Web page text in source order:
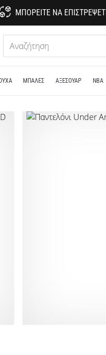
ΜΠΟΡΕΊΤΕ ΝΑ
ΜΠΑΛΕΣ ΑΞΕΣΟΥΑΡ NBA